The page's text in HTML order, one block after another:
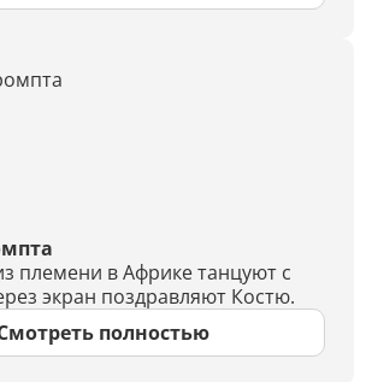
племени в Африке танцуют с
экран поздравляют Костю.
полностью